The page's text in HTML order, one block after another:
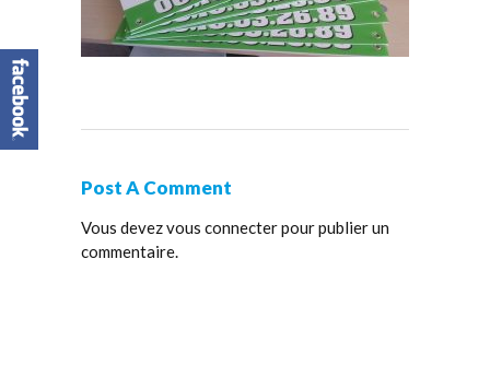
Post A Comment
Vous devezvous connecterpour publier un
commentaire.